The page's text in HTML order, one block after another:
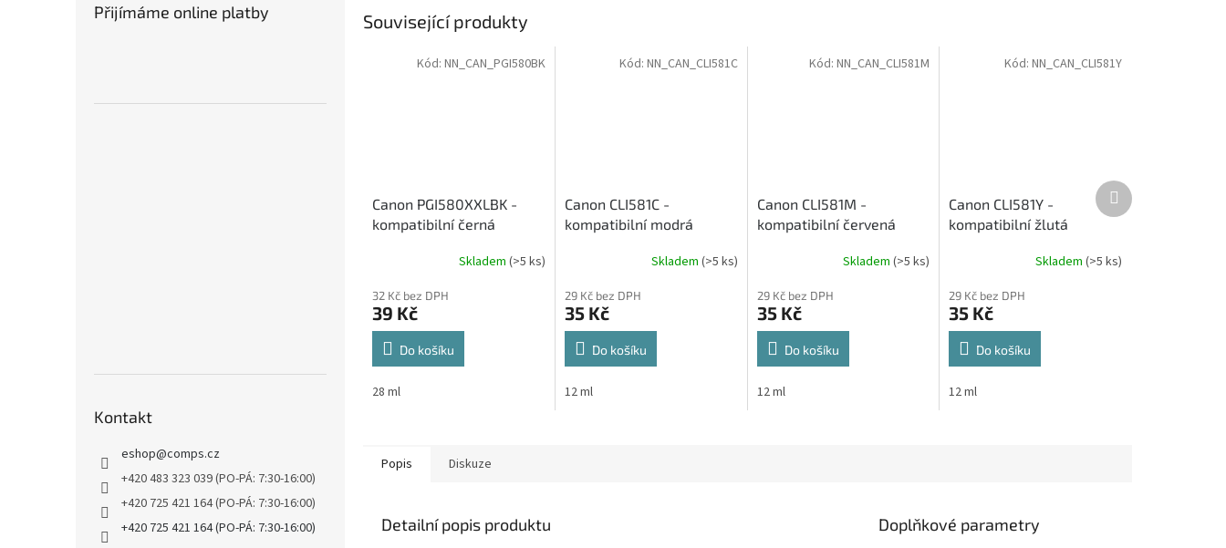
Přijímáme online platby
Kontakt
eshop@comps.cz
+420 483 323 039 (PO-PÁ: 7:30-16:00)
+420 725 421 164 (PO-PÁ: 7:30-16:00)
+420 725 421 164 (PO-PÁ: 7:30-16:00)
Související produkty
Canon PGI580XXLBK -
kompatibilní černá
Skladem (>5 ks)
32 Kč bez DPH
39 Kč
Do košíku
28 ml
Kód: NN_CAN_PGI580BK
Canon CLI581C -
kompatibilní modrá
Skladem (>5 ks)
29 Kč bez DPH
35 Kč
Do košíku
12 ml
Kód: NN_CAN_CLI581C
Canon CLI581M -
kompatibilní červená
Skladem(>5 ks)
29 Kč bez DPH
35 Kč
Do košíku
12 ml
Kód:NN_CAN_CLI581M
Canon CLI581Y -
kompatibilní žlutá
Skladem (>5 ks)
29 Kč bez DPH
35 Kč
Do košíku
12 ml
Kód: NN_CAN_CLI581Y
Další
produkt
Popis Diskuze
Detailní popis produktu Doplňkové parametry